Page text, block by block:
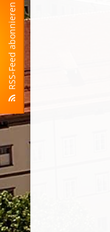
RSS-Feed abonnieren